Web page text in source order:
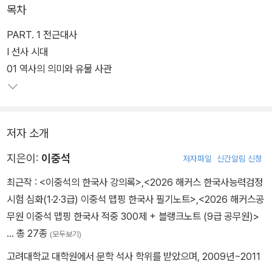
대/사건을 쉽고 빠르게 이해!
3. [빈칸 구성]을 통해 핵심 내용을 효과적으로 암기하고, 학습한 내
용을 꼼꼼하게 점검!
4. [사료 읽기]로 실전 대비하고! [더 알아보기]와 [Focus]로 고득점
달성!
6. [폰 안에 쏙! 블랭크노트 정답]으로 쉽고 빠르게 정답 확인!
부가제공
해커스공무원(gosi.Hackers.com)
1. 본 교재 인강(교재 내 할인쿠폰 수록)
2. 폰 안에 쏙! 블랭크노트 정답(PDF)
3. 공무원 한국사 무료 특강
목차
PART. 1 전근대사
Ⅰ 선사 시대
01 역사의 의미와 유물 사관
저자 소개
지은이: 이중석 저자파일 신간알림 신청
최근작 : <이중석의 한국사 강의록>,<2026 해커스 한국사능력검정
시험 심화(1·2·3급) 이중석 맵핑 한국사 필기노트>,<2026 해커스공
무원 이중석 맵핑 한국사 적중 300제 + 블랭크노트 (9급 공무원)>
… 총 27종 (모두보기)
고려대학교 대학원에서 문학 석사 학위를 받았으며, 2009년~2011